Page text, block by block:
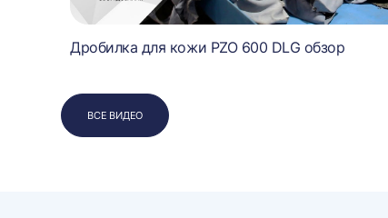
Дробилка для кожи PZO 600 DLG обзор
ВСЕ ВИДЕО